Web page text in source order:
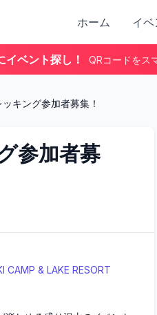
ホーム イ
ベント探し！ QRコードをス
キング参加者募集！
参加者募
CAMP & LAKE RESORT